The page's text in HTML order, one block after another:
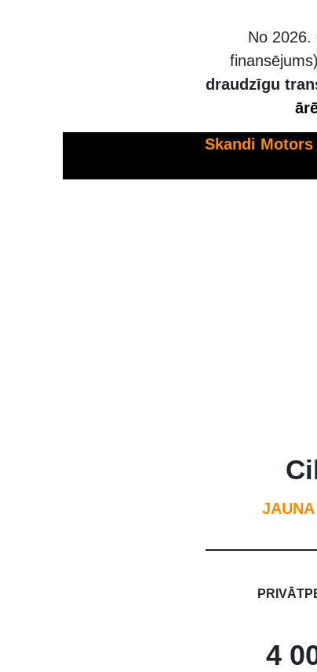
No 2026.
finansējums)
draudzīgu
Skandi
4